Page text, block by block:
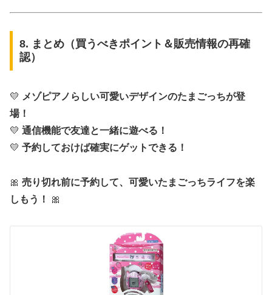
8. まとめ（買うべきポイント＆販売情報の再確
認）
💛 メゾピアノらしい可愛いデザインのたまごっちが登
場！
💛 通信機能で友達と一緒に遊べる！
💛 予約しておけば確実にゲットできる！
🎀 売り切れ前に予約して、可愛いたまごっちライフを楽
しもう！
🎀